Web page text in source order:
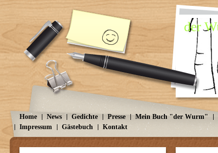
der
Home News Gedichte Presse
Mein Buch "der Wurm"
Impressum
Gästebuch Kontakt